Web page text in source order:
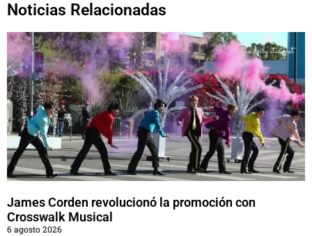
Noticias Relacionadas
James Corden revolucionó la promoción con
Crosswalk Musical
6 agosto 2026